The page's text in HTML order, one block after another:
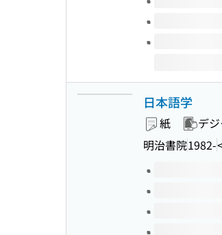
日本語学
紙 デ
明治書院1982-
このタイトルの巻号